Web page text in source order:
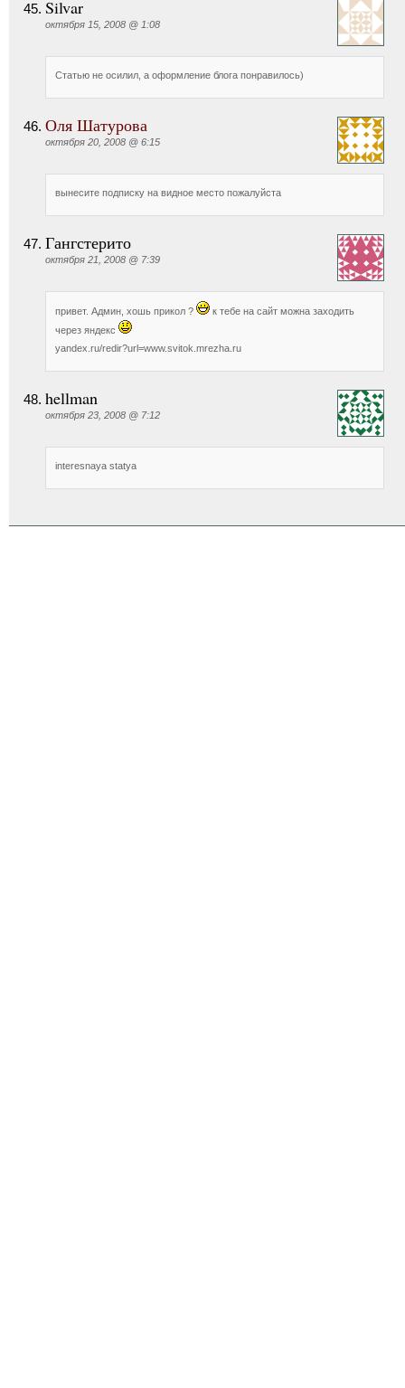
Silvar
октября 15, 2008 @ 1:08
Статью не осилил, а оформление блога понравилось)
Оля Шатурова
октября 20, 2008 @ 6:15
вынесите подписку на видное место пожалуйста
Гангстерито
октября 21, 2008 @ 7:39
привет. Админ, хошь прикол ?
к тебе на сайт можна заходить
через яндекс
yandex.ru/redir?url=www.svitok.mrezha.ru
hellman
октября 23, 2008 @ 7:12
interesnaya statya